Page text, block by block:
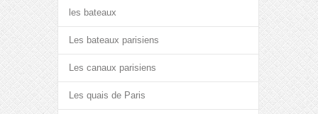
les bateaux
Les bateaux parisiens
Les canaux parisiens
Les quais de Paris